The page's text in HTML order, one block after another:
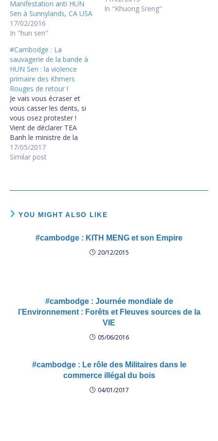
Manifestation anti HUN
Sen à Sunnylands, CA USA
17/02/2016
In "hun sen"
In "Khuong Sreng"
#Cambodge : La
sauvagerie de la bande à
HUN Sen : la violence
primaire des Khmers
Rouges de retour !
Je vais vous écraser et
vous casser les dents, si
vous osez protester !
Vient de déclarer TEA
Banh le ministre de la
Défense de HUN Sen. De
la violence sauvage
leur FAIBLESSE et…
17/05/2017
Similar post
YOU MIGHT ALSO LIKE
#cambodge : KITH MENG et son Empire
20/12/2015
#cambodge : Journée mondiale de
l’Environnement : Forêts et Fleuves sources de la
VIE
05/06/2016
#cambodge : Le rôle des Militaires dans le
commerce illégal du bois
04/01/2017